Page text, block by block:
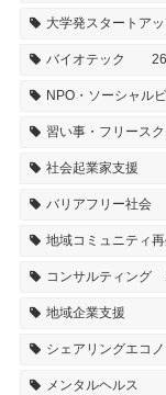
大学発スタートア
バイオテック 26
NPO・ソーシャル
習い事・フリース
社会起業家支援
バリアフリー社会
地域コミュニティ
コンサルティング
地域企業支援
シェアリングエコ
メンタルヘルス